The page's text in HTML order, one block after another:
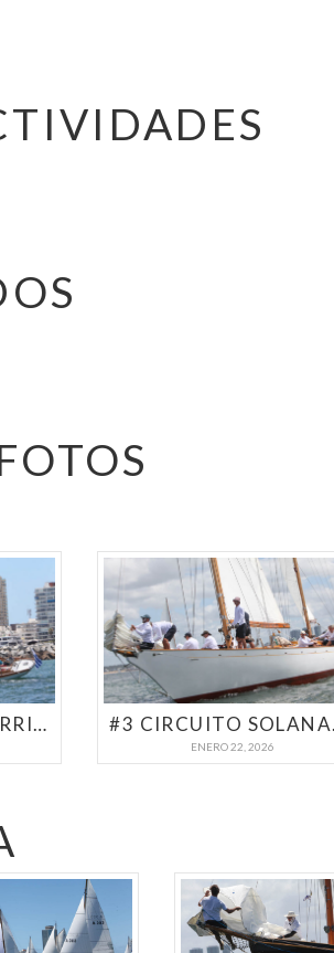
#4 VUELTA ISLA GORRITI | SEMANA DE CLÁSICOS PUNTA DEL ESTE 2026 #3
ENERO 22, 2026